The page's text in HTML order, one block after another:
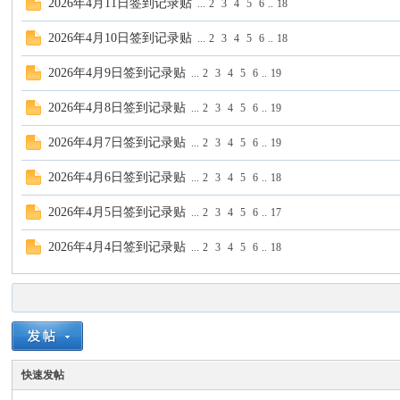
手
2026年4月11日签到记录贴 ... 2 3 4 5 6 .. 18
2026年4月10日签到记录贴 ... 2 3 4 5 6 .. 18
2026年4月9日签到记录贴 ... 2 3 4 5 6 .. 19
2026年4月8日签到记录贴 ... 2 3 4 5 6 .. 19
2026年4月7日签到记录贴 ... 2 3 4 5 6 .. 19
2026年4月6日签到记录贴 ... 2 3 4 5 6 .. 18
2026年4月5日签到记录贴 ... 2 3 4 5 6 .. 17
2026年4月4日签到记录贴 ... 2 3 4 5 6 .. 18
快速发帖